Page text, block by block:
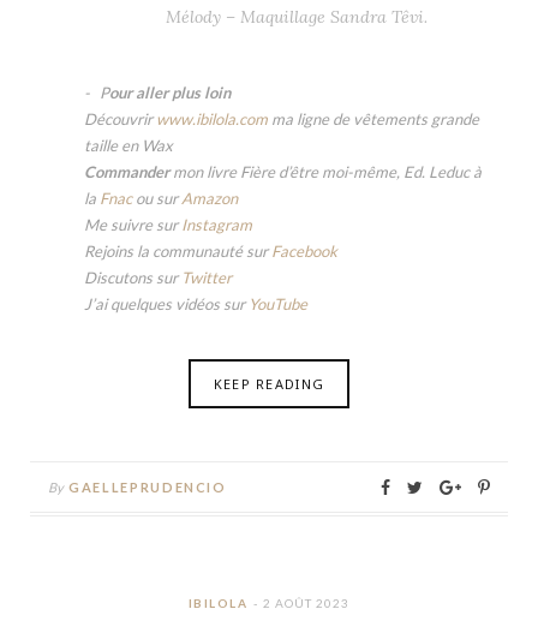
Mélody – Maquillage Sandra Têvi.
Pour aller plus loin
Découvrirwww.ibilola.com ma ligne de vêtements grande
taille en Wax
Commandermon livre Fière d’être moi-même, Ed. Leduc à
la Fnacou surAmazon
Me suivre surInstagram
Rejoins la communauté surFacebook
Discutons surTwitter
J’ai quelques vidéos surYouTube
KEEP READING
By GAELLEPRUDENCIO
IBILOLA 2 AOÛT 2023